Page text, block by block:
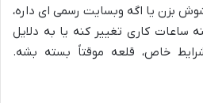
بزن یا اگه وبسایت رسمی ای داره،
ساعات کاری تغییر کنه یا به دلایل
خاص، قلعه موقتاً بسته بشه.